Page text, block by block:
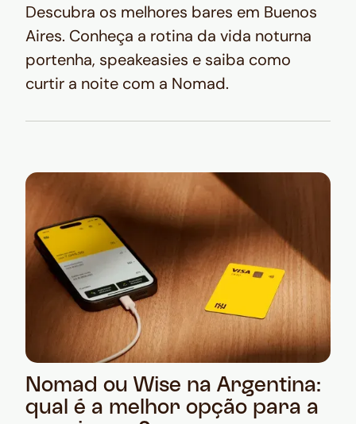
Descubra os melhores bares em Buenos
Aires. Conheça a rotina da vida noturna
portenha, speakeasies e saiba como
curtir a noite com a Nomad.
Nomad ou Wise na Argentina:
qual é a melhor opção para a